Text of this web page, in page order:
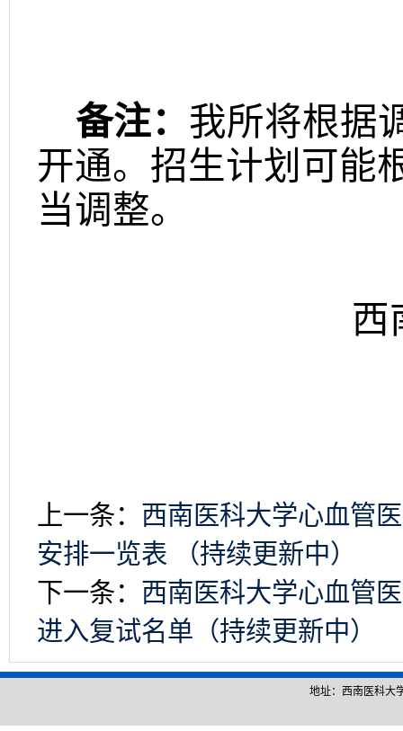
备注： 我所将根据
开通。招生计划可能
当调整。
西
上一条： 西南医科大学心血管
安排一览表 （持续更新中）
下一条： 西南医科大学心血管
进入复试名单（持续更新中）
地址：西南医科大